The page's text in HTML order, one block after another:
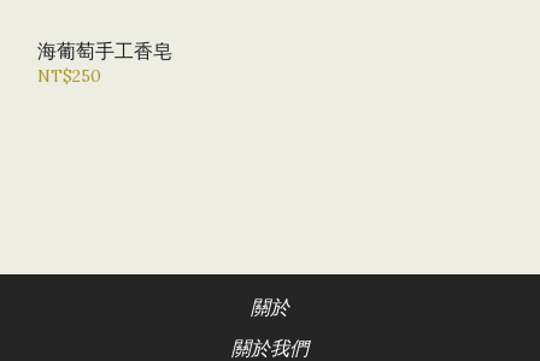
海葡萄手工香皂
NT$250
關於
關於我們